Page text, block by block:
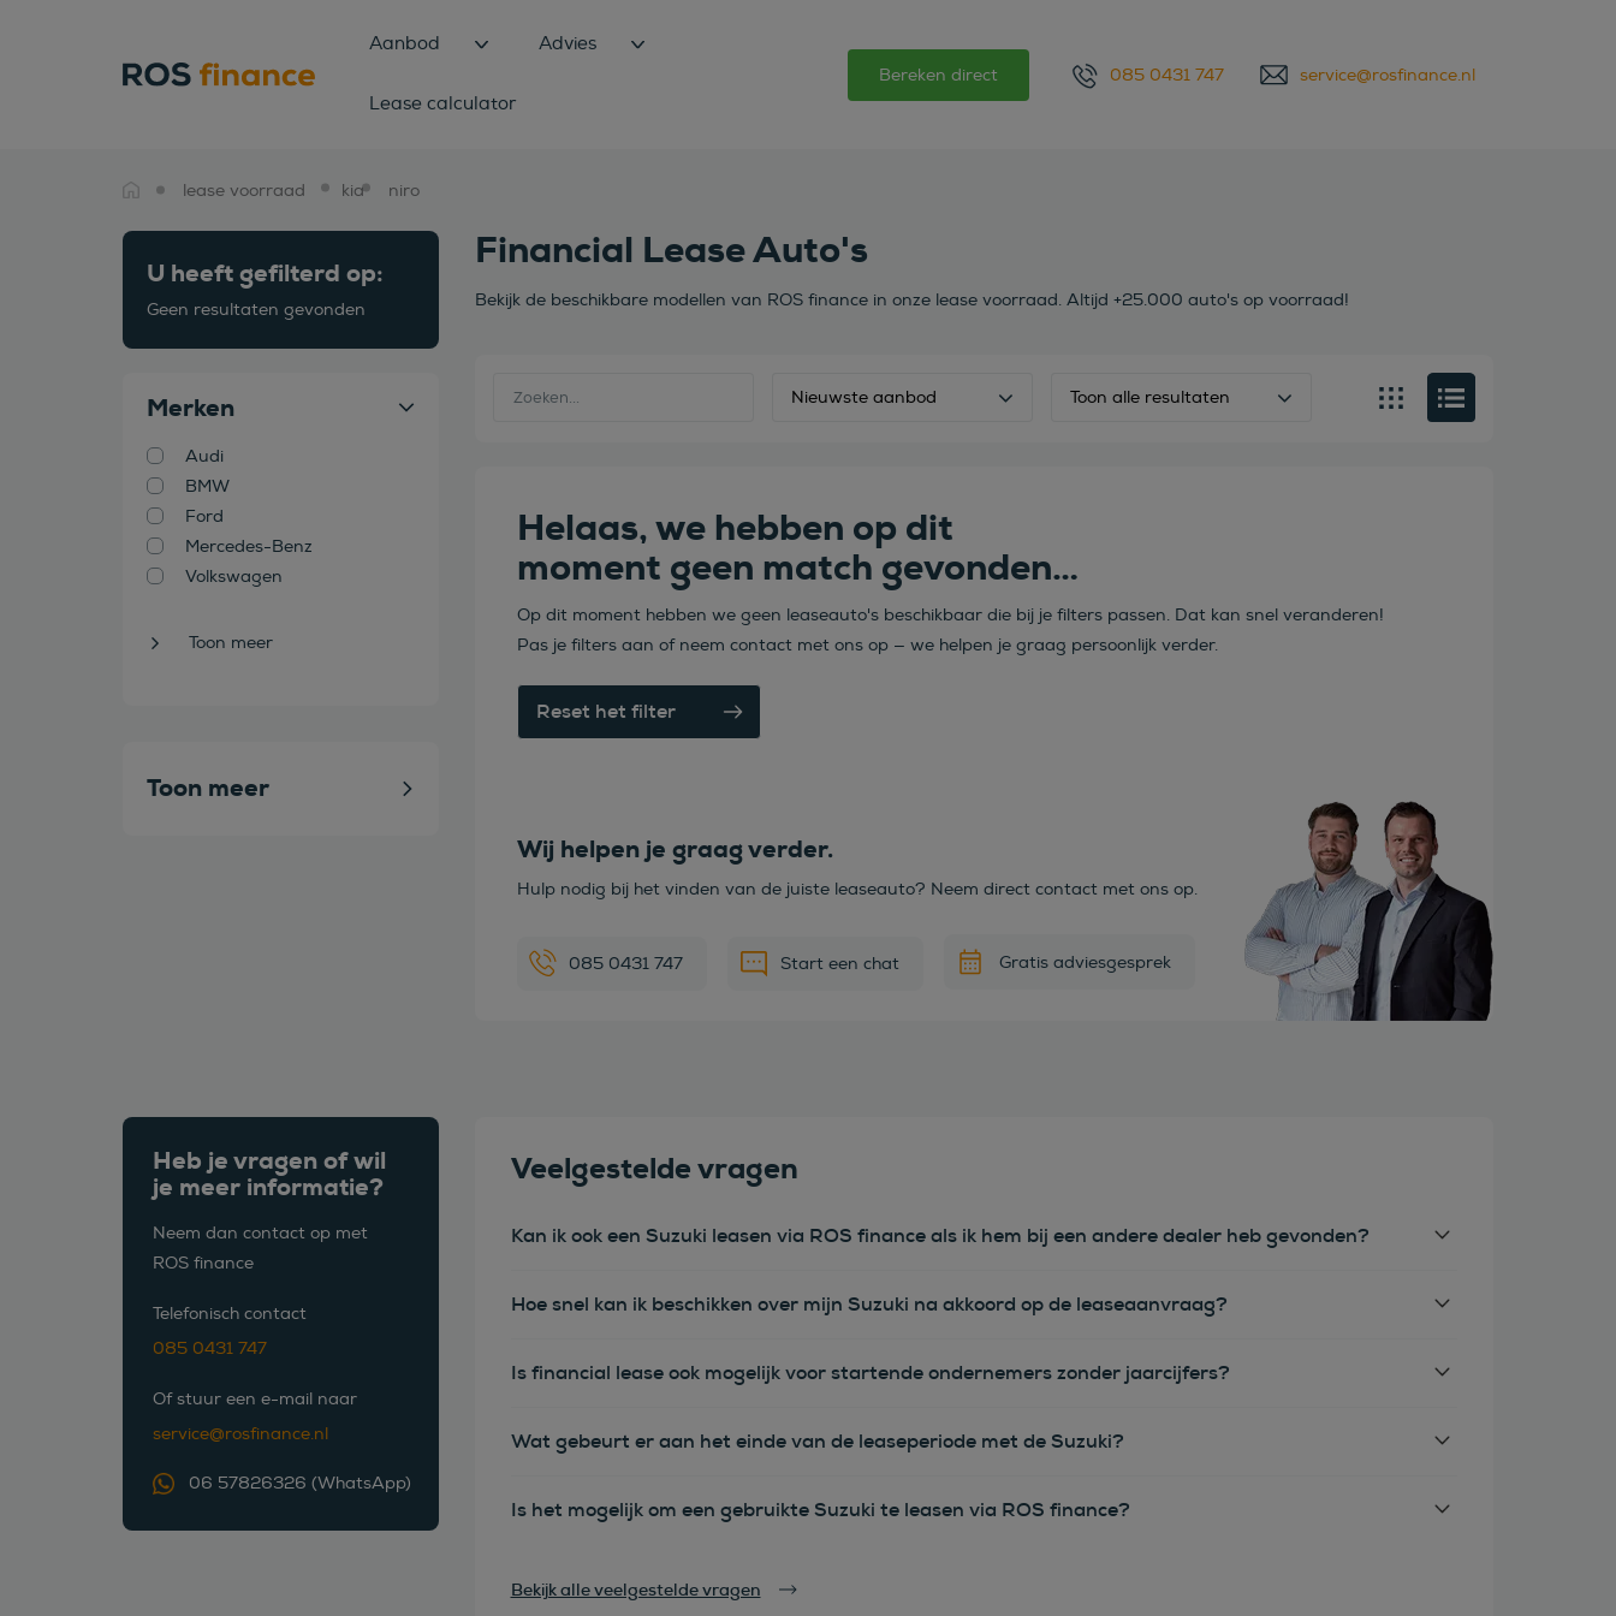
Aanbod Advies
Lease calculator
Bereken direct 085 0431 747 service@rosfinance.nl
lease voorraad kia niro
U heeft gefilterd op:
Geen resultaten gevonden
Merken
Audi
BMW
Ford
Mercedes-Benz
Volkswagen
Toon meer
Toon meer
Financial Lease Auto's
Bekijk de beschikbare modellen van ROS finance in onze lease voorraad. Altijd +25.000 auto's op voorraad!
Nieuwste aanbod Toon alle resultaten
Helaas, we hebben op dit
moment geen match gevonden…
Op dit moment hebben we geen leaseauto's beschikbaar die bij je filters passen. Dat kan snel veranderen!
Pas je filters aan of neem contact met ons op — we helpen je graag persoonlijk verder.
Reset het filter
Wij helpen je graag verder.
Hulp nodig bij het vinden van de juiste leaseauto? Neem direct contact met ons op.
085 0431 747 Start een chat Gratis adviesgesprek
Heb je vragen of wil
je meer informatie?
Neem dan contact op met
ROS finance
Telefonisch contact
085 0431 747
Of stuur een e-mail naar
service@rosfinance.nl
06 57826326 (WhatsApp)
Veelgestelde vragen
Kan ik ook een Suzuki leasen via ROS finance als ik hem bij een andere dealer heb gevonden?
Hoe snel kan ik beschikken over mijn Suzuki na akkoord op de leaseaanvraag?
Is financial lease ook mogelijk voor startende ondernemers zonder jaarcijfers?
Wat gebeurt er aan het einde van de leaseperiode met de Suzuki?
Is het mogelijk om een gebruikte Suzuki te leasen via ROS finance?
Bekijk alle veelgestelde vragen